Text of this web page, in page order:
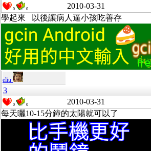
0 0 2010-03-31
學起來 以後讓病人逼小孩吃善存
eliu
3
0 0 2010-03-31
每天曬10-15分鐘的太陽就可以了